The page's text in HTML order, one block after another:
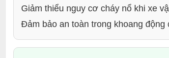
Giảm thiểu nguy cơ cháy nổ khi xe
Đảm bảo an toàn trong khoang động